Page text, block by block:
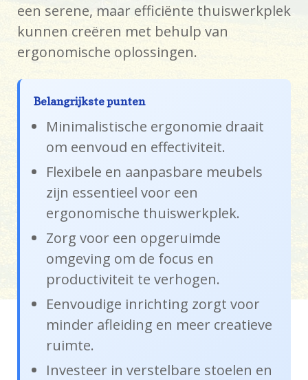
een serene, maar efficiënte thuiswerkplek
kunnen creëren met behulp van
ergonomische oplossingen.
Belangrijkste punten
Minimalistische ergonomie draait
om eenvoud en effectiviteit.
Flexibele en aanpasbare meubels
zijn essentieel voor een
ergonomische thuiswerkplek.
Zorg voor een opgeruimde
omgeving om de focus en
productiviteit te verhogen.
Eenvoudige inrichting zorgt voor
minder afleiding en meer creatieve
ruimte.
Investeer in verstelbare stoelen en